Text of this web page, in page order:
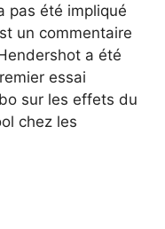
pas été impliqué
un commentaire
a été
essai
sur les effets du
chez les